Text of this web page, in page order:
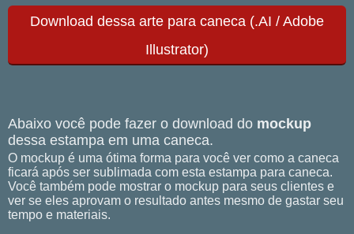
Download dessa arte para caneca (.AI / Adobe
Illustrator)
Abaixo você pode fazer o download do mockup
dessa estampa em uma caneca.
O mockup é uma ótima forma para você ver como a caneca
ficará após ser sublimada com esta estampa para caneca.
Você também pode mostrar o mockup para seus clientes e
ver se eles aprovam o resultado antes mesmo de gastar seu
tempo e materiais.